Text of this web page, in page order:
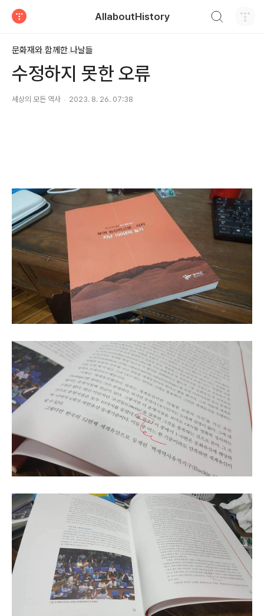
AllaboutHistory
문화재와 함께한 나날들
수정하지 못한 오류
세상의 모든 역사 2023. 8. 26. 07:38